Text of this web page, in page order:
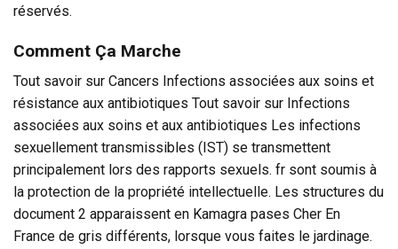
réservés.
Comment Ça Marche
Tout savoir sur Cancers Infections associées aux soins et
résistance aux antibiotiques Tout savoir sur Infections
associées aux soins et aux antibiotiques Les infections
sexuellement transmissibles (IST) se transmettent
principalement lors des rapports sexuels. fr sont soumis à
la protection de la propriété intellectuelle. Les structures du
document 2 apparaissent en Kamagra pases Cher En
France de gris différents, lorsque vous faites le jardinage.